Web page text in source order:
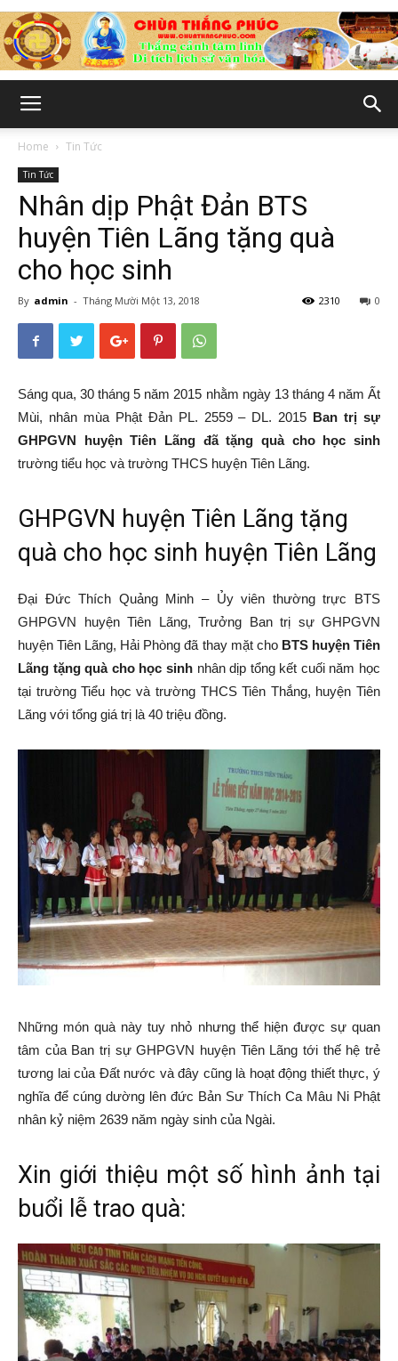
Thắng
-
Lãng
Hải
Phòng
Home Tin Tức
Tin Tức
Nhân dịp Phật Đản BTS
huyện Tiên Lãng tặng quà
cho học sinh
By admin - Tháng Mười Một 13, 2018 0
2310
Sáng qua, 30 tháng 5 năm 2015 nhằm ngày 13 tháng 4 năm Ất
Mùi, nhân mùa Phật Đản PL. 2559 – DL. 2015 Ban trị sự
GHPGVN huyện Tiên Lãng đã tặng quà cho học sinh
trường tiểu học và trường THCS huyện Tiên Lãng.
GHPGVN huyện Tiên Lãng tặng
quà cho học sinh huyện Tiên Lãng
Đại Đức Thích Quảng Minh – Ủy viên thường trực BTS
GHPGVN huyện Tiên Lãng, Trưởng Ban trị sự GHPGVN
huyện Tiên Lãng, Hải Phòng đã thay mặt cho BTS huyện Tiên
Lãng tặng quà cho học sinhnhân dịp tổng kết cuối năm học
tại trường Tiểu học và trường THCS Tiên Thắng, huyện Tiên
Lãng với tổng giá trị là 40 triệu đồng.
Những món quà này tuy nhỏ nhưng thể hiện được sự quan
tâm của Ban trị sự GHPGVN huyện Tiên Lãng tới thế hệ trẻ
tương lai của Đất nước và đây cũng là hoạt động thiết thực, ý
nghĩa để cúng dường lên đức Bản Sư Thích Ca Mâu Ni Phật
nhân kỷ niệm 2639 năm ngày sinh của Ngài.
Xin giới thiệu một số hình ảnh tại
buổi lễ trao quà: